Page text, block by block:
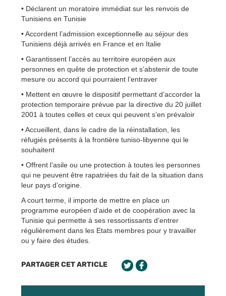
• Déclarent un moratoire immédiat sur les renvois de
Tunisiens en Tunisie
• Accordent l’admission exceptionnelle au séjour des
Tunisiens déjà arrivés en France et en Italie
• Garantissent l’accès au territoire européen aux
personnes en quête de protection et s’abstenir de toute
mesure ou accord qui pourraient l’entraver
• Mettent en œuvre le dispositif permettant d’accorder la
protection temporaire prévue par la directive du 20 juillet
2001 à toutes celles et ceux qui peuvent s’en prévaloir
• Accueillent, dans le cadre de la réinstallation, les
réfugiés présents à la frontière tuniso-libyenne qui le
souhaitent
• Offrent l’asile ou une protection à toutes les personnes
qui ne peuvent être rapatriées du fait de la situation dans
leur pays d’origine.
A court terme, il importe de mettre en place un
programme européen d’aide et de coopération avec la
Tunisie qui permette à ses ressortissants d’entrer
régulièrement dans les Etats membres pour y travailler
ou y faire des études.
PARTAGER CET ARTICLE